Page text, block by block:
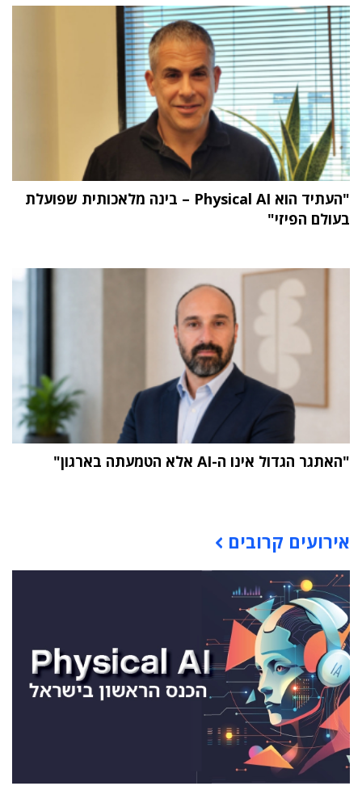
"העתיד הוא Physical AI – בינה מלאכותית שפועלת
בעולם הפיזי"
"האתגר הגדול אינו ה-AI אלא הטמעתה בארגון"
אירועים קרובים